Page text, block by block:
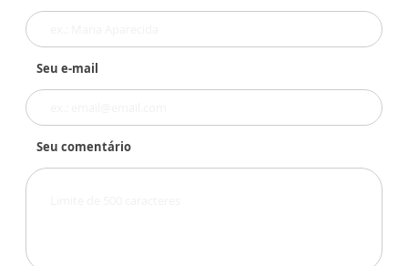
Seu e-mail
Seu comentário